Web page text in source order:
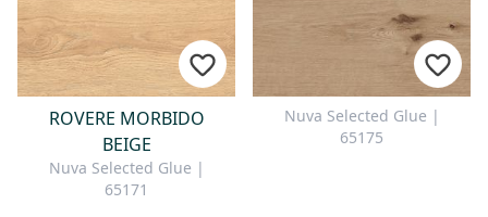
ROVERE MORBIDO
BEIGE
Nuva Selected Glue |
65171
Nuva Selected Glue |
65175